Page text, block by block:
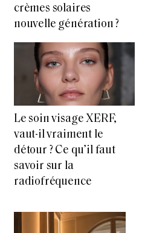
crèmes solaires
nouvelle génération ?
Le soin visage XERF,
vaut-il vraiment le
détour ? Ce qu’il faut
savoir sur la
radiofréquence